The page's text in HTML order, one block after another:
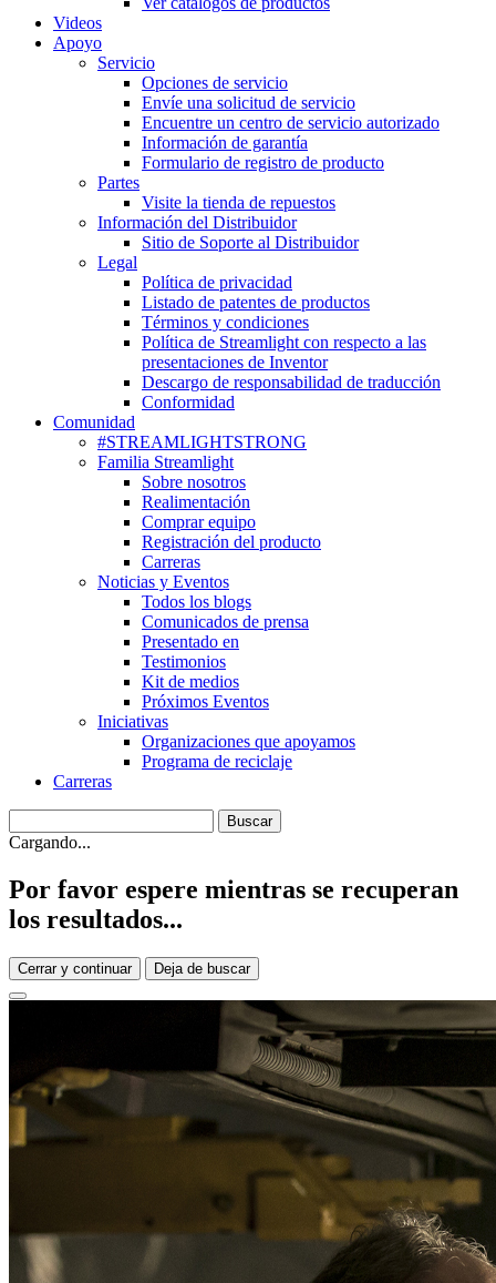
Videos
Apoyo
Servicio
Opciones de servicio
Envíe una solicitud de servicio
Encuentre un centro de servicio autorizado
Información de garantía
Formulario de registro de producto
Partes
Visite la tienda de repuestos
Información del Distribuidor
Sitio de Soporte al Distribuidor
Legal
Política de privacidad
Listado de patentes de productos
Términos y condiciones
Política de Streamlight con respecto a las
presentaciones de Inventor
Descargo de responsabilidad de traducción
Conformidad
Comunidad
#STREAMLIGHTSTRONG
Familia Streamlight
Sobre nosotros
Realimentación
Comprar equipo
Registración del producto
Carreras
Noticias y Eventos
Todos los blogs
Comunicados de prensa
Presentado en
Testimonios
Kit de medios
Próximos Eventos
Iniciativas
Organizaciones que apoyamos
Programa de reciclaje
Carreras
Cargando...
Por favor espere mientras se recuperan
los resultados...
Cerrar y continuar Deja de buscar